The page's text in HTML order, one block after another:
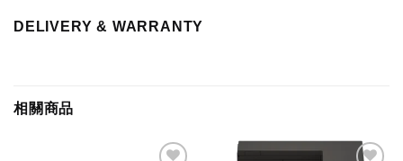
DELIVERY & WARRANTY
相關商品